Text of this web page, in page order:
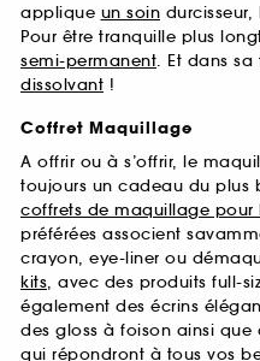
applique un soin
Pour être tranquille plus
semi-permanent. Et dans
dissolvant !
Coffret Maquillage
A offrir ou à s’offrir, le
toujours un cadeau du plus
coffrets de maquillage pour
préférées associent
crayon, eye-liner ou
kits, avec des produits full-
également des écrins
des gloss à foison ainsi que
qui répondront à tous vos